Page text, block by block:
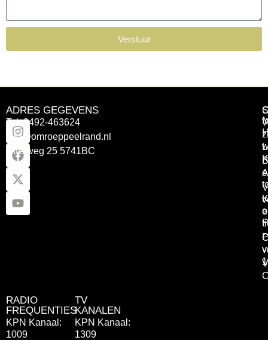
Verstuur
ADRES GEGEVENS
Tel: 0492-463624
info@omroeppeelrand.nl
Otterweg 25 5741BC
RADIO
FREQUENTIES
KPN Kanaal:
1009
TV
KANALEN
KPN Kanaal:
1309